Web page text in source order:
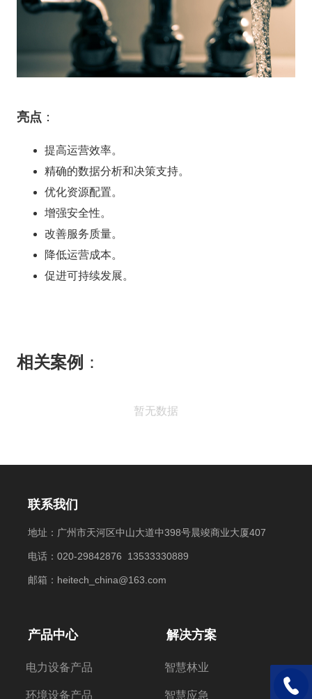
亮点 ：
提高运营效率。
精确的数据分析和决策支持。
优化资源配置。
增强安全性。
改善服务质量。
降低运营成本。
促进可持续发展。
相关案例 ：
暂无数据
联系我们
地址：广州市天河区中山大道中398号晨竣商业大厦407
电话：020-29842876 13533330889
邮箱：heitech_china@163.com
产品中心
电力设备产品
环境设备产品
解决方案
智慧林业
智慧应急
电话